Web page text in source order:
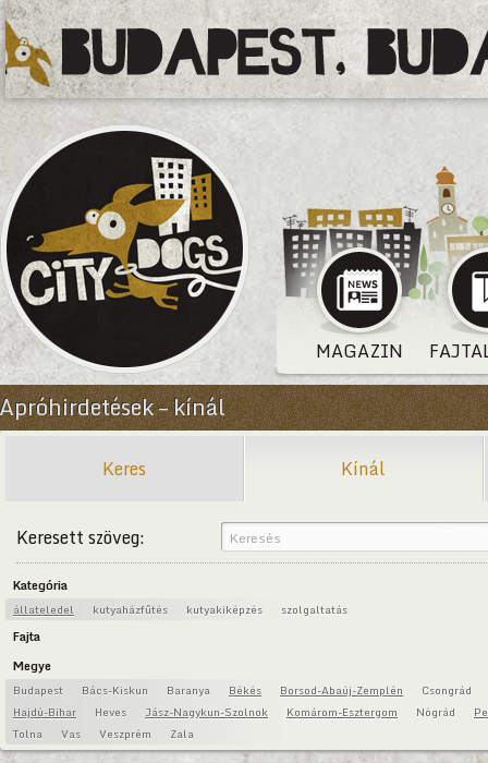
MAGAZIN
Apróhirdetések – kínál
Keres Kínál
Keresett szöveg:
Kategória
állateledel kutyaházfűtés kutyakiképzés szolgaltatás
Fajta
Megye
Budapest Bács-Kiskun Baranya Békés Borsod-Abaúj-Zemplén
Csongrád
Hajdú-Bihar
Heves Jász-Nagykun-Szolnok Komárom-Esztergom Nógrád
Tolna
Vas Veszprém Zala